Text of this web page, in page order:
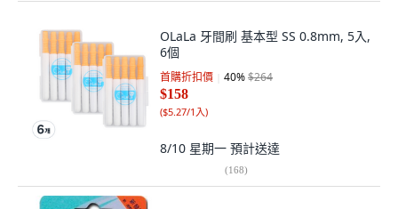
OLaLa 牙間刷 基本型 SS 0.8mm, 5入,
6個
首購折扣價 40%$264
$158
($5.27/1入)
8/10 星期一 預計送達
(168)